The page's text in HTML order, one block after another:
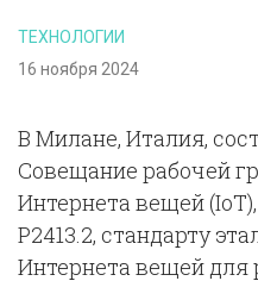
ТЕХНОЛОГИИ
16 ноября 2024
В Милане, Италия,
Совещание рабочей
Интернета вещей
P2413.2, стандарту
Интернета вещей для